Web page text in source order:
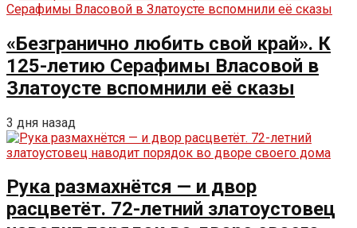
«Безгранично любить свой край». К
125-летию Серафимы Власовой в
Златоусте вспомнили её сказы
3 дня назад
Рука размахнётся — и двор
расцветёт. 72-летний златоустовец